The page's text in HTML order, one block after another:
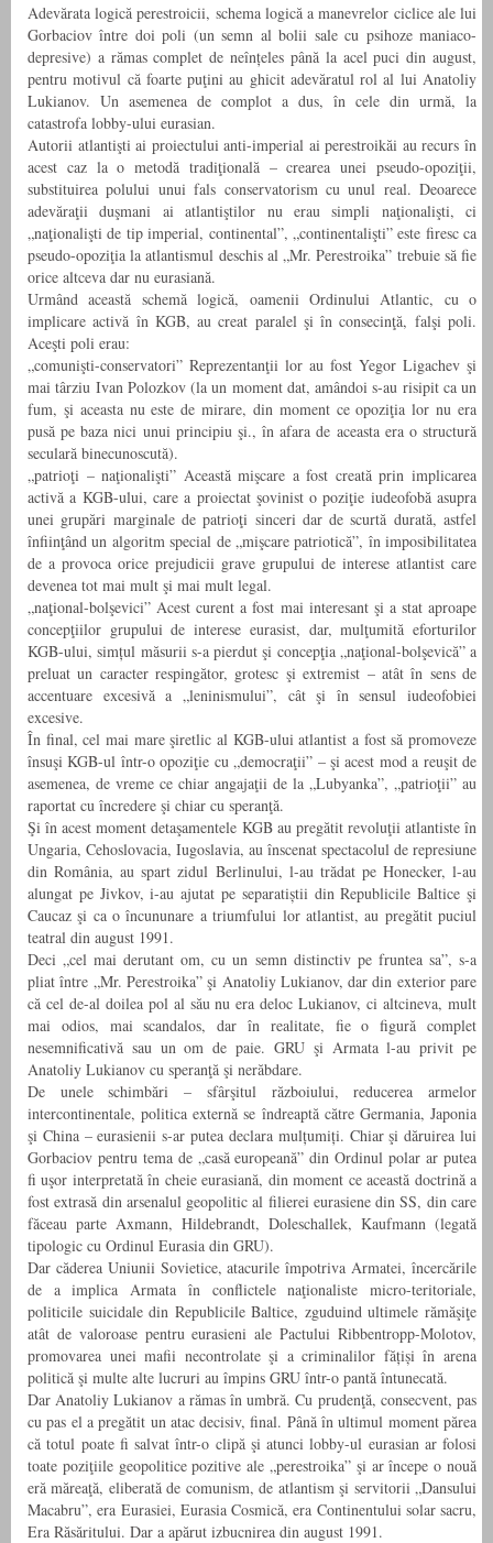
Adevărata logică perestroicii, schema logică a manevrelor ciclice ale lui
Gorbaciov între doi poli (un semn al bolii sale cu psihoze maniaco-
depresive) a rămas complet de neînțeles până la acel puci din august,
pentru motivul că foarte puţini au ghicit adevăratul rol al lui Anatoliy
Lukianov. Un asemenea de complot a dus, în cele din urmă, la
catastrofa lobby-ului eurasian.
Autorii atlantişti ai proiectului anti-imperial ai perestroikăi au recurs în
acest caz la o metodă tradiţională – crearea unei pseudo-opoziţii,
substituirea polului unui fals conservatorism cu unul real. Deoarece
adevăraţii duşmani ai atlantiştilor nu erau simpli naţionalişti, ci
„naţionalişti de tip imperial, continental”, „continentalişti” este firesc ca
pseudo-opoziţia la atlantismul deschis al „Mr. Perestroika” trebuie să fie
orice altceva dar nu eurasiană.
Urmând această schemă logică, oamenii Ordinului Atlantic, cu o
implicare activă în KGB, au creat paralel şi în consecinţă, falşi poli.
Aceşti poli erau:
„comunişti-conservatori” Reprezentanţii lor au fost Yegor Ligachev şi
mai târziu Ivan Polozkov (la un moment dat, amândoi s-au risipit ca un
fum, şi aceasta nu este de mirare, din moment ce opoziţia lor nu era
pusă pe baza nici unui principiu şi., în afara de aceasta era o structură
seculară binecunoscută).
„patrioţi – naţionalişti” Această mişcare a fost creată prin implicarea
activă a KGB-ului, care a proiectat şovinist o poziţie iudeofobă asupra
unei grupări marginale de patrioţi sinceri dar de scurtă durată, astfel
înfiinţând un algoritm special de „mişcare patriotică”, în imposibilitatea
de a provoca orice prejudicii grave grupului de interese atlantist care
devenea tot mai mult şi mai mult legal.
„naţional-bolşevici” Acest curent a fost mai interesant şi a stat aproape
concepţiilor grupului de interese eurasist, dar, mulţumită eforturilor
KGB-ului, simțul măsurii s-a pierdut şi concepţia „naţional-bolşevică” a
preluat un caracter respingător, grotesc şi extremist – atât în sens de
accentuare excesivă a „leninismului”, cât şi în sensul iudeofobiei
excesive.
În final, cel mai mare şiretlic al KGB-ului atlantist a fost să promoveze
însuşi KGB-ul într-o opoziţie cu „democraţii” – şi acest mod a reuşit de
asemenea, de vreme ce chiar angajaţii de la „Lubyanka”, „patrioţii” au
raportat cu încredere şi chiar cu speranţă.
Şi în acest moment detaşamentele KGB au pregătit revoluţii atlantiste în
Ungaria, Cehoslovacia, Iugoslavia, au înscenat spectacolul de represiune
din România, au spart zidul Berlinului, l-au trădat pe Honecker, l-au
alungat pe Jivkov, i-au ajutat pe separatiștii din Republicile Baltice şi
Caucaz şi ca o încununare a triumfului lor atlantist, au pregătit puciul
teatral din august 1991.
Deci „cel mai derutant om, cu un semn distinctiv pe fruntea sa”, s-a
pliat între „Mr. Perestroika” şi Anatoliy Lukianov, dar din exterior pare
că cel de-al doilea pol al său nu era deloc Lukianov, ci altcineva, mult
mai odios, mai scandalos, dar în realitate, fie o figură complet
nesemnificativă sau un om de paie. GRU şi Armata l-au privit pe
Anatoliy Lukianov cu speranţă şi nerăbdare.
De unele schimbări – sfârşitul războiului, reducerea armelor
intercontinentale, politica externă se îndreaptă către Germania, Japonia
şi China – eurasienii s-ar putea declara mulțumiți. Chiar şi dăruirea lui
Gorbaciov pentru tema de „casă europeană” din Ordinul polar ar putea
fi uşor interpretată în cheie eurasiană, din moment ce această doctrină a
fost extrasă din arsenalul geopolitic al filierei eurasiene din SS, din care
făceau parte Axmann, Hildebrandt, Doleschallek, Kaufmann (legată
tipologic cu Ordinul Eurasia din GRU).
Dar căderea Uniunii Sovietice, atacurile împotriva Armatei, încercările
de a implica Armata în conflictele naţionaliste micro-teritoriale,
politicile suicidale din Republicile Baltice, zguduind ultimele rămăşiţe
atât de valoroase pentru eurasieni ale Pactului Ribbentropp-Molotov,
promovarea unei mafii necontrolate şi a criminalilor fățiși în arena
politică şi multe alte lucruri au împins GRU într-o pantă întunecată.
Dar Anatoliy Lukianov a rămas în umbră. Cu prudenţă, consecvent, pas
cu pas el a pregătit un atac decisiv, final. Până în ultimul moment părea
că totul poate fi salvat într-o clipă şi atunci lobby-ul eurasian ar folosi
toate poziţiile geopolitice pozitive ale „perestroika” şi ar începe o nouă
eră măreaţă, eliberată de comunism, de atlantism şi servitorii „Dansului
Macabru”, era Eurasiei, Eurasia Cosmică, era Continentului solar sacru,
Era Răsăritului. Dar a apărut izbucnirea din august 1991.